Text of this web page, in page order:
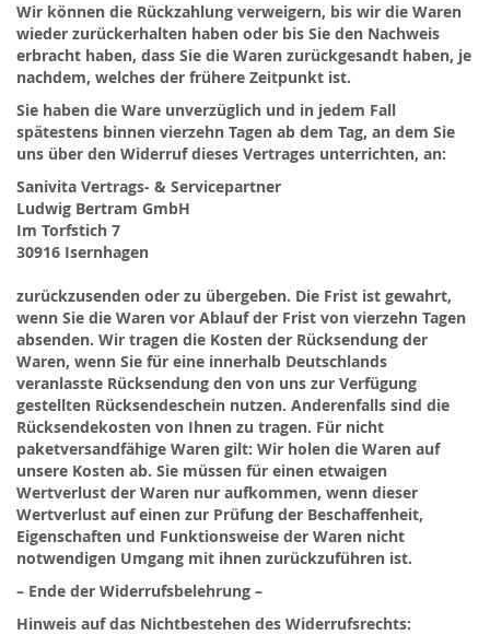
Wir können die Rückzahlung verweigern, bis wir die Waren
wieder zurückerhalten haben oder bis Sie den Nachweis
erbracht haben, dass Sie die Waren zurückgesandt haben, je
nachdem, welches der frühere Zeitpunkt ist.
Sie haben die Ware unverzüglich und in jedem Fall
spätestens binnen vierzehn Tagen ab dem Tag, an dem Sie
uns über den Widerruf dieses Vertrages unterrichten, an:
Sanivita Vertrags- & Servicepartner
Ludwig Bertram GmbH
Im Torfstich 7
30916 Isernhagen
zurückzusenden oder zu übergeben. Die Frist ist gewahrt,
wenn Sie die Waren vor Ablauf der Frist von vierzehn Tagen
absenden. Wir tragen die Kosten der Rücksendung der
Waren, wenn Sie für eine innerhalb Deutschlands
veranlasste Rücksendung den von uns zur Verfügung
gestellten Rücksendeschein nutzen. Anderenfalls sind die
Rücksendekosten von Ihnen zu tragen. Für nicht
paketversandfähige Waren gilt: Wir holen die Waren auf
unsere Kosten ab. Sie müssen für einen etwaigen
Wertverlust der Waren nur aufkommen, wenn dieser
Wertverlust auf einen zur Prüfung der Beschaffenheit,
Eigenschaften und Funktionsweise der Waren nicht
notwendigen Umgang mit ihnen zurückzuführen ist.
– Ende der Widerrufsbelehrung –
Hinweis auf das Nichtbestehen des Widerrufsrechts: